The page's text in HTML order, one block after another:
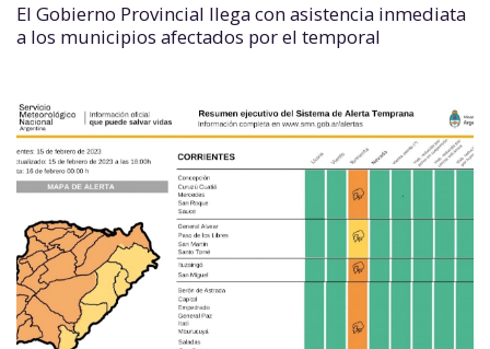
El Gobierno Provincial llega con asistencia inmediata
a los municipios afectados por el temporal